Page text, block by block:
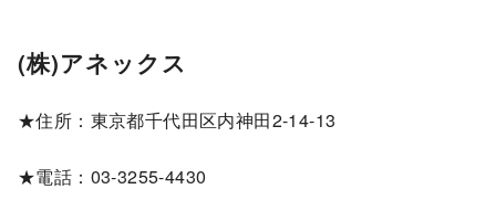
(株)アネックス
★住所：東京都千代田区内神田2-14-13
★電話：03-3255-4430